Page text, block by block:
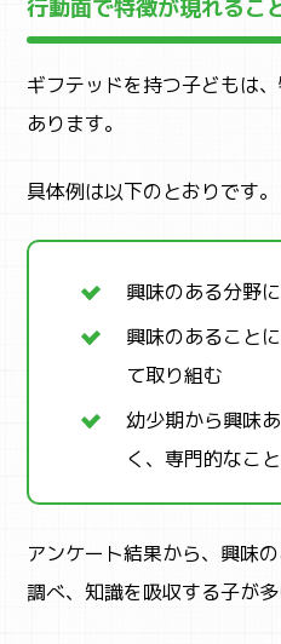
キャンプ
行動面で特徴が現れるこ
ギフテッドを持つ子どもは
あります。
具体例は以下のとおりです。
興味のある分野
興味のあること
て取り組む
幼少期から興味
く、専門的なこ
アンケート結果から、興味
調べ、知識を吸収する子が多